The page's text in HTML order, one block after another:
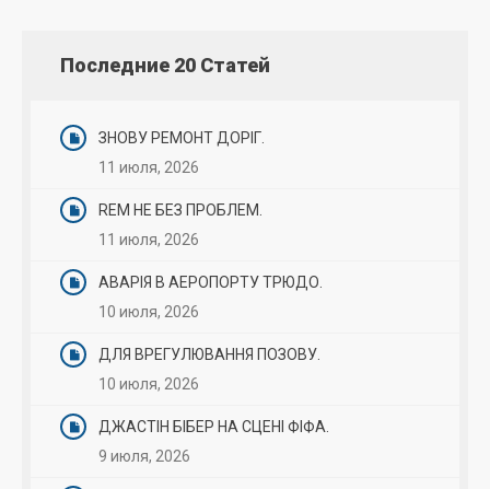
Последние 20 Статей
ЗНОВУ РЕМОНТ ДОРІГ.
11 июля, 2026
REM НЕ БЕЗ ПРОБЛЕМ.
11 июля, 2026
АВАРІЯ В АЕРОПОРТУ ТРЮДО.
10 июля, 2026
ДЛЯ ВРЕГУЛЮВАННЯ ПОЗОВУ.
10 июля, 2026
ДЖАСТІН БІБЕР НА СЦЕНІ ФІФА.
9 июля, 2026